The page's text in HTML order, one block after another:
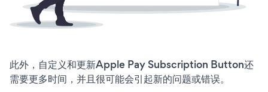
此外，自定义和更新Apple Pay Subscription Button还
需要更多时间，并且很可能会引起新的问题或错误。